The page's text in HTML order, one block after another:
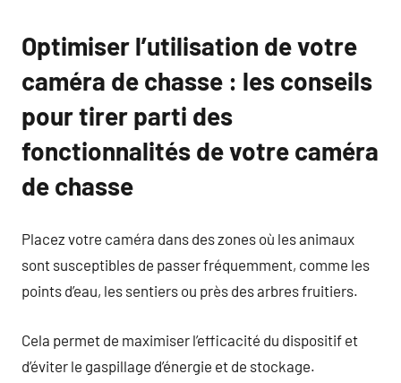
Optimiser l’utilisation de votre
caméra de chasse : les conseils
pour tirer parti des
fonctionnalités de votre caméra
de chasse
Placez votre caméra dans des zones où les animaux
sont susceptibles de passer fréquemment, comme les
points d’eau, les sentiers ou près des arbres fruitiers.
Cela permet de maximiser l’efficacité du dispositif et
d’éviter le gaspillage d’énergie et de stockage.